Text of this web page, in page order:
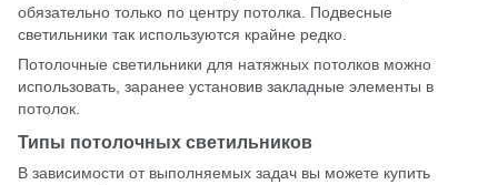
обязательно только по центру потолка. Подвесные
светильники так используются крайне редко.
Потолочные светильники для натяжных потолков можно
использовать, заранее установив закладные элементы в
потолок.
Типы потолочных светильников
В зависимости от выполняемых задач вы можете купить